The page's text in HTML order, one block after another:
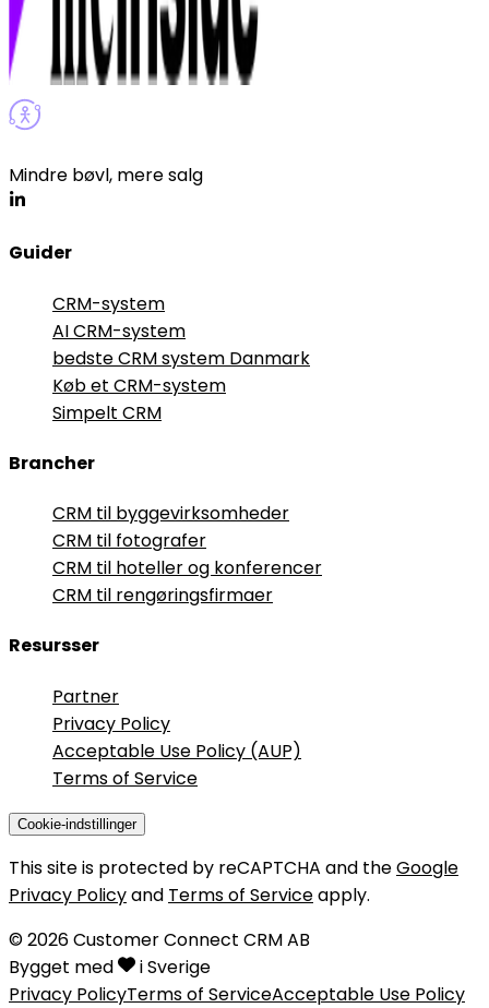
Mindre bøvl, mere salg
Guider
CRM-system
AI CRM-system
bedste CRM system Danmark
Køb et CRM-system
Simpelt CRM
Brancher
CRM til byggevirksomheder
CRM til fotografer
CRM til hoteller og konferencer
CRM til rengøringsfirmaer
Resursser
Partner
Privacy Policy
Acceptable Use Policy (AUP)
Terms of Service
Cookie-indstillinger
This site is protected by reCAPTCHA and theGoogle
Privacy Policyand Terms of Serviceapply.
©2026Customer Connect CRM AB
Bygget med
i Sverige
Privacy PolicyTerms of ServiceAcceptable Use Policy